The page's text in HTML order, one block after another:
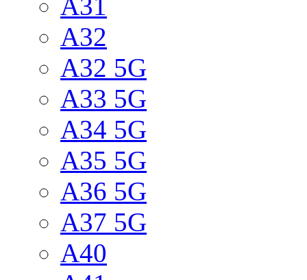
A32
A32 5G
A33 5G
A34 5G
A35 5G
A36 5G
A37 5G
A40